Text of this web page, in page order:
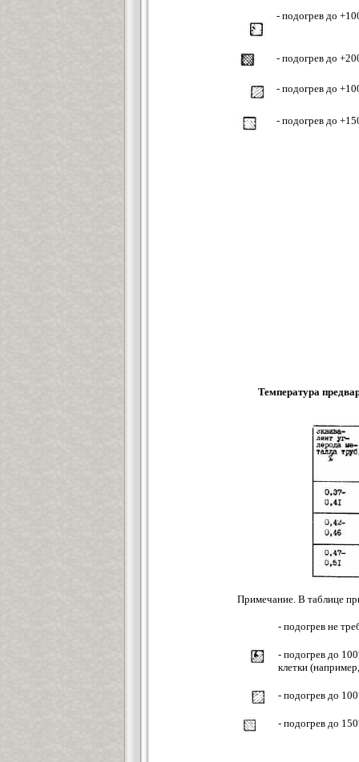
- подогрев до
- подогрев до
- подогрев до
- подогрев до
Температура
Примечание. В таблице
- подогрев не
- подогрев до
клетки
- подогрев до
- подогрев до